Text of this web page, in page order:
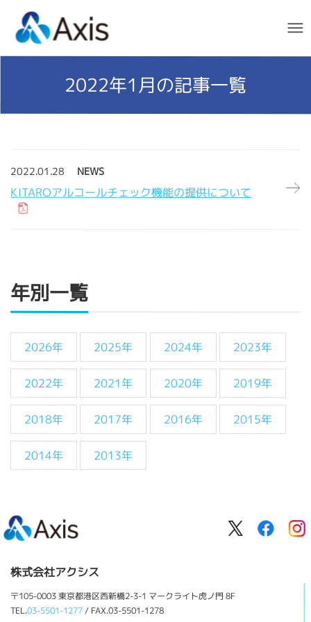
2022年1月の記事一覧
2022.01.28 NEWS
KITAROアルコールチェック機能の提供について
年別一覧
2026年 2025年 2024年 2023年
2022年 2021年 2020年 2019年
2018年 2017年 2016年 2015年
2014年 2013年
株式会社アクシス
〒105-0003 東京都港区西新橋2-3-1 マークライト虎ノ門 8F
TEL.03-5501-1277/ FAX.03-5501-1278